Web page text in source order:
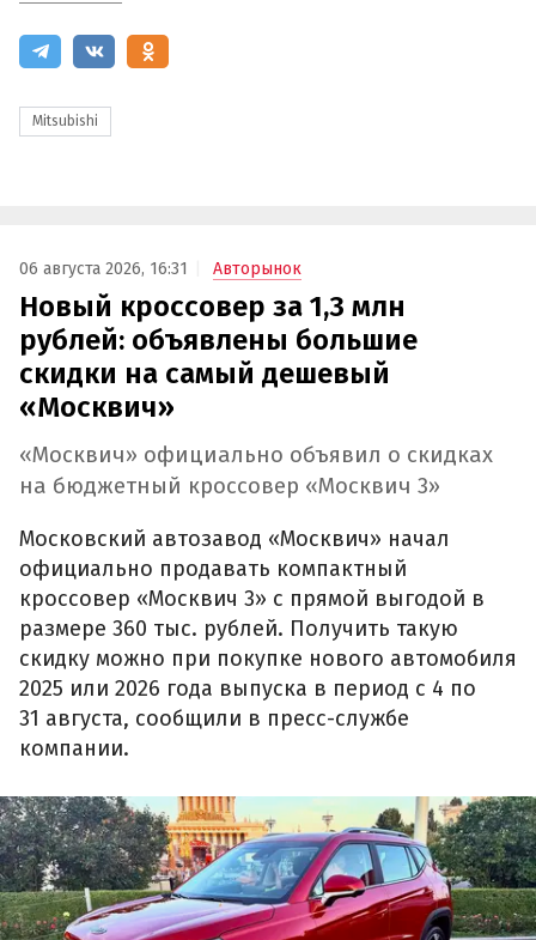
Mitsubishi
06 августа 2026, 16:31 Авторынок
Новый кроссовер за 1,3 млн
рублей: объявлены большие
скидки на самый дешевый
«Москвич»
«Москвич» официально объявил о скидках
на бюджетный кроссовер «Москвич 3»
Московский автозавод «Москвич» начал
официально продавать компактный
кроссовер «Москвич 3» с прямой выгодой в
размере 360 тыс. рублей. Получить такую
скидку можно при покупке нового автомобиля
2025 или 2026 года выпуска в период с 4 по
31 августа, сообщили в пресс-службе
компании.